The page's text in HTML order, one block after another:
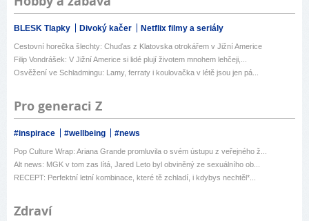
BLESK Tlapky Divoký kačer Netflix filmy a seriály
Cestovní horečka šlechty: Chuďas z Klatovska otrokářem v Jižní Americe
Filip Vondrášek: V Jižní Americe si lidé plují životem mnohem lehčeji,...
Osvěžení ve Schladmingu: Lamy, ferraty i koulovačka v létě jsou jen pá...
Pro generaci Z
#inspirace #wellbeing #news
Pop Culture Wrap: Ariana Grande promluvila o svém ústupu z veřejného ž...
Alt news: MGK v tom zas lítá, Jared Leto byl obviněný ze sexuálního ob...
RECEPT: Perfektní letní kombinace, které tě zchladí, i kdybys nechtěl*...
Zdraví